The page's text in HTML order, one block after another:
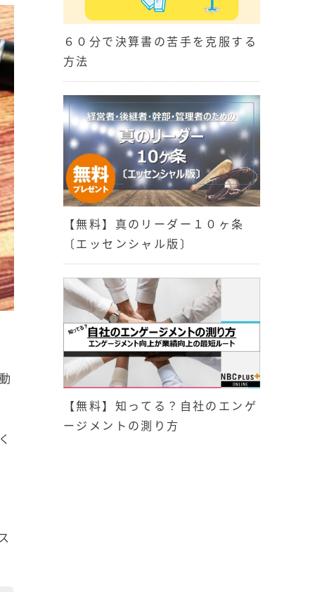
６０分で決算書の苦手を克服する
方法
【無料】真のリーダー１０ヶ条
〔エッセンシャル版〕
【無料】知ってる？自社のエンゲ
ージメントの測り方